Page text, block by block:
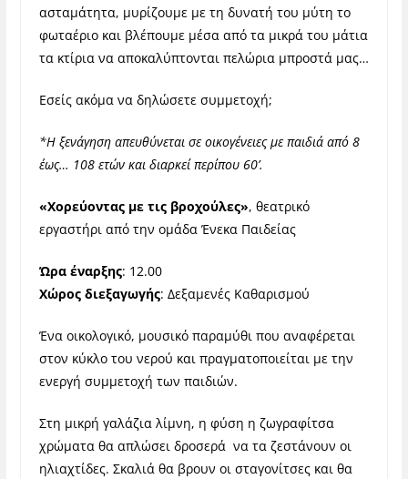
ασταμάτητα, μυρίζουμε με τη δυνατή του μύτη το
φωταέριο και βλέπουμε μέσα από τα μικρά του μάτια
τα κτίρια να αποκαλύπτονται πελώρια μπροστά μας…
Εσείς ακόμα να δηλώσετε συμμετοχή;
*Η ξενάγηση απευθύνεται σε οικογένειες με παιδιά από 8
έως… 108 ετών και διαρκεί περίπου 60’.
«Χορεύοντας με τις βροχούλες», θεατρικό
εργαστήρι από την ομάδα Ένεκα Παιδείας
Ώρα έναρξης: 12.00
Χώρος διεξαγωγής: Δεξαμενές Καθαρισμού
Ένα οικολογικό, μουσικό παραμύθι που αναφέρεται
στον κύκλο του νερού και πραγματοποιείται με την
ενεργή συμμετοχή των παιδιών.
Στη μικρή γαλάζια λίμνη, η φύση η ζωγραφίτσα
χρώματα θα απλώσει δροσερά να τα ζεστάνουν οι
ηλιαχτίδες. Σκαλιά θα βρουν οι σταγονίτσες και θα